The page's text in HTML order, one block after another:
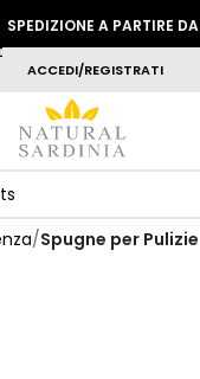
ACCEDI/REGISTRATI
Spugne per Pulizie
A PARTIRE DA 6€